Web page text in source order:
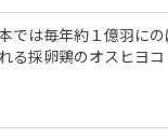
では毎年約１億羽に
る採卵鶏のオスヒヨコ